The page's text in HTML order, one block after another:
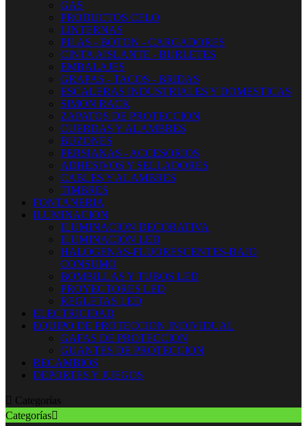
GAS
PRODUCTOS CELO
LINTERNAS
PILAS - BOTON - CARGADORES
CINTA AISLANTE - BURLETES
EMBALAJES
GRAPAS - TACOS - BRIDAS
ESCALERAS INDUSTRIALES Y DOMESTICAS
SIMON RACK
ZAPATOS DE PROTECCION
CUERDAS Y ALAMBRES
BUZONES
PERSIANAS - ACCESORIOS
ADHESIVOS Y SELLADORES
CABLES Y ALAMBRES
TIMBRES
FONTANERIA
ILUMINACION
ILUMINACION DECORATIVA
ILUMINACIÓN LED
HALOGENAS-FLUORESCENTES-BAJO
CONSUMO
BOMBILLAS Y TUBOS LED
PROYECTORES LED
REGLETAS LED
ELECTRICIDAD
EQUIPO DE PROTECCION INDIVIDUAL
GAFAS DE PROTECCION
GUANTES DE PROTECCION
RECAMBIOS
DEPORTES Y JUEGOS
 Categorías
Categorías